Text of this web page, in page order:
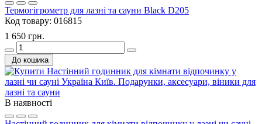
Термогігрометр для лазні та сауни Black D205
Код товару: 016815
1 650 грн.
До кошика
В наявності